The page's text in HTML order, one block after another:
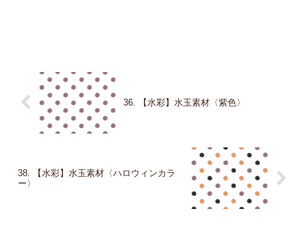
36. 【水彩】水玉素材〈紫色〉
38. 【水彩】水玉素材〈ハロウィンカラ
ー〉